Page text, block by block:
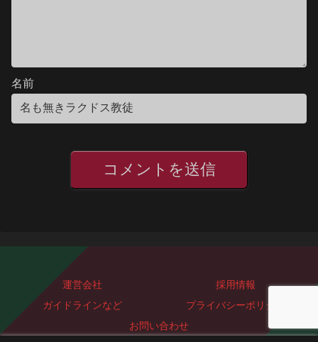
名前
運営会社
採用情報
ガイドラインなど
プライバシーポリシー
お問い合わせ